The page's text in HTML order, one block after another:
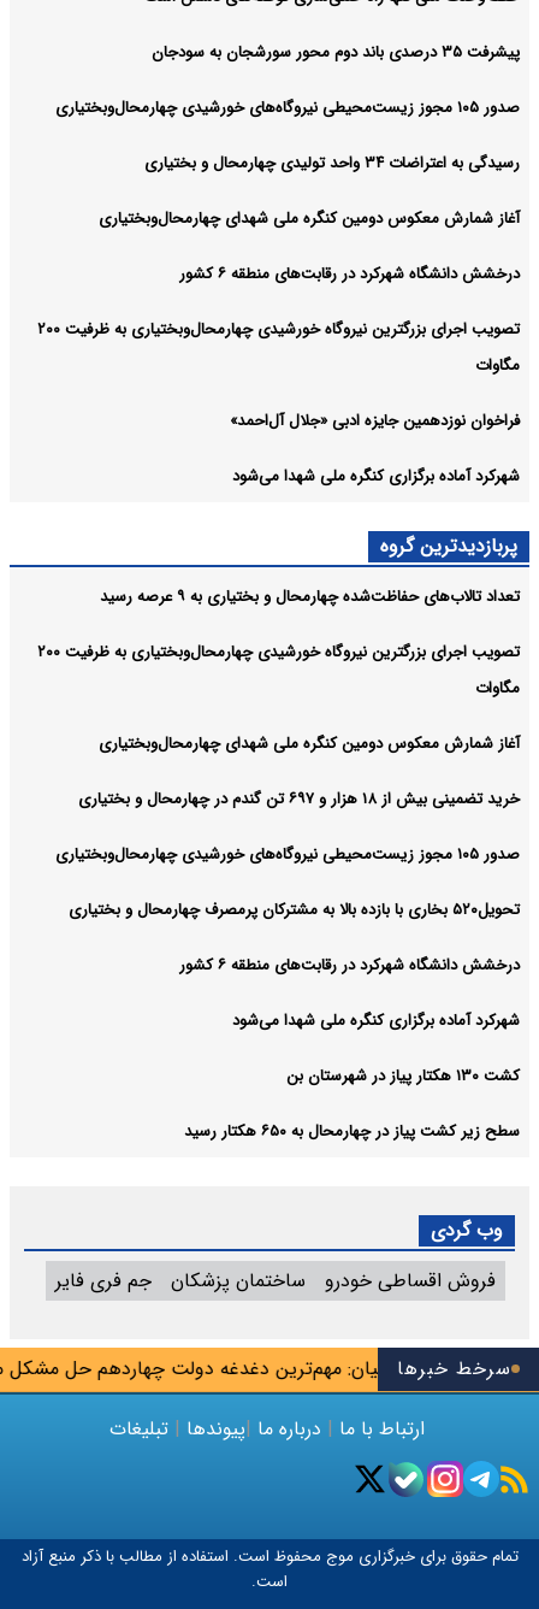
سرخط خبرهاپزشکیان: مهم‌ترین دغدغه دولت چهاردهم حل مشکل شهریور
پیشرفت ۳۵ درصدی باند دوم محور سورشجان به سودجان
صدور ۱۰۵ مجوز زیست‌محیطی نیروگاه‌های خورشیدی چهارمحال‌وبختیاری
رسیدگی به اعتراضات ۳۴ واحد تولیدی چهارمحال و بختیاری
آغاز شمارش معکوس دومین کنگره ملی شهدای چهارمحال‌وبختیاری
درخشش دانشگاه شهرکرد در رقابت‌های منطقه ۶ کشور
تصویب اجرای بزرگترین نیروگاه خورشیدی چهارمحال‌وبختیاری به ظرفیت ۲۰۰
مگاوات
فراخوان نوزدهمین جایزه ادبی «جلال آل‌احمد»
شهرکرد آماده برگزاری کنگره ملی شهدا می‌شود
پربازدیدترین گروه
تعداد تالاب‌های حفاظت‌شده چهارمحال و بختیاری به ۹ عرصه رسید
تصویب اجرای بزرگترین نیروگاه خورشیدی چهارمحال‌وبختیاری به ظرفیت ۲۰۰
مگاوات
آغاز شمارش معکوس دومین کنگره ملی شهدای چهارمحال‌وبختیاری
خرید تضمینی بیش از ۱۸ هزار و ۶۹۷ تن گندم در چهارمحال و بختیاری
صدور ۱۰۵ مجوز زیست‌محیطی نیروگاه‌های خورشیدی چهارمحال‌وبختیاری
تحویل۵۲۰ بخاری با بازده بالا به مشترکان پرمصرف چهارمحال و بختیاری
درخشش دانشگاه شهرکرد در رقابت‌های منطقه ۶ کشور
شهرکرد آماده برگزاری کنگره ملی شهدا می‌شود
کشت ۱۳۰ هکتار پیاز در شهرستان بن
سطح زیر کشت پیاز در چهارمحال به ۶۵۰ هکتار رسید
وب گردی
فروش اقساطی خودرو
ساختمان پزشکان جم فری فایر
ارتباط با ما | درباره ما |پیوندها | تبلیغات
تمام حقوق برای خبرگزاری موج محفوظ است. استفاده از مطالب با ذکر منبع آزاد
است.